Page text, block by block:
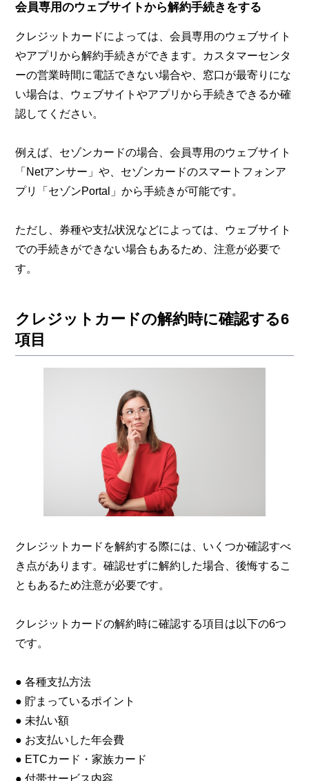
会員専用のウェブサイトから解約手続きをする
クレジットカードによっては、会員専用のウェブサイト
やアプリから解約手続きができます。カスタマーセンタ
ーの営業時間に電話できない場合や、窓口が最寄りにな
い場合は、ウェブサイトやアプリから手続きできるか確
認してください。
例えば、セゾンカードの場合、会員専用のウェブサイト
「Netアンサー」や、セゾンカードのスマートフォンア
プリ「セゾンPortal」から手続きが可能です。
ただし、券種や支払状況などによっては、ウェブサイト
での手続きができない場合もあるため、注意が必要で
す。
クレジットカードの解約時に確認する6
項目
クレジットカードを解約する際には、いくつか確認すべ
き点があります。確認せずに解約した場合、後悔するこ
ともあるため注意が必要です。
クレジットカードの解約時に確認する項目は以下の6つ
です。
● 各種支払方法
● 貯まっているポイント
● 未払い額
● お支払いした年会費
● ETCカード・家族カード
● 付帯サービス内容